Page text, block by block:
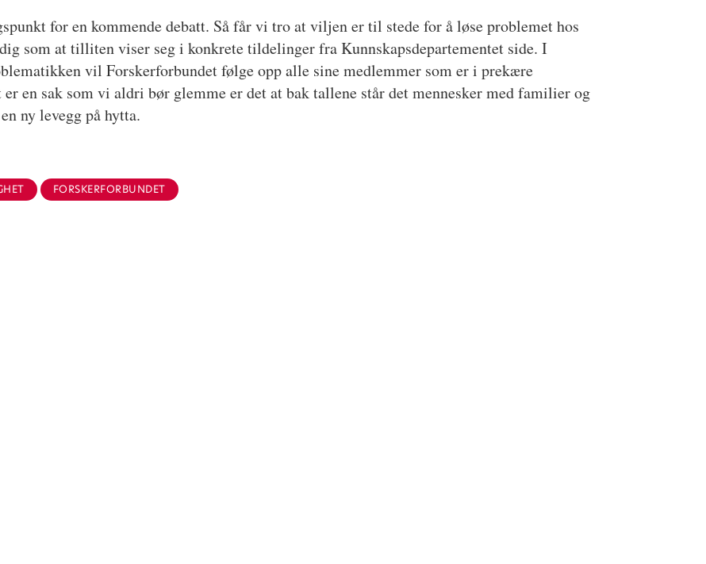
for en kommende debatt. Så får vi tro at viljen er til stede for å løse problemet hos
som at tilliten viser seg i konkrete tildelinger fra Kunnskapsdepartementet side. I
vil Forskerforbundet følge opp alle sine medlemmer som er i prekære
en sak som vi aldri bør glemme er det at bak tallene står det mennesker med familier og
ny levegg på hytta.
FORSKERFORBUNDET